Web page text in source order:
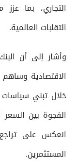
التجاري، بما
التقلبات العالمية.
وأشار إلى أن
الاقتصادية
خلال تبني سياسات
الفجوة بين
انعكس على
المستثمرين.